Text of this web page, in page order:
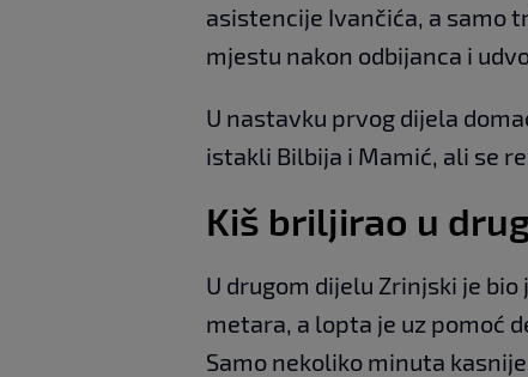
asistencije Ivančića, a samo
mjestu nakon odbijanca i
U nastavku prvog dijela
istakli Bilbija i Mamić, ali se
Kiš briljirao u
U drugom dijelu Zrinjski je
metara, a lopta je uz pomoć
Samo nekoliko minuta